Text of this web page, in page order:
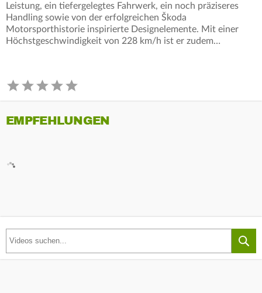
Leistung, ein tiefergelegtes Fahrwerk, ein noch präziseres
Handling sowie von der erfolgreichen Škoda
Motorsporthistorie inspirierte Designelemente. Mit einer
Höchstgeschwindigkeit von 228 km/h ist er zudem…
EMPFEHLUNGEN